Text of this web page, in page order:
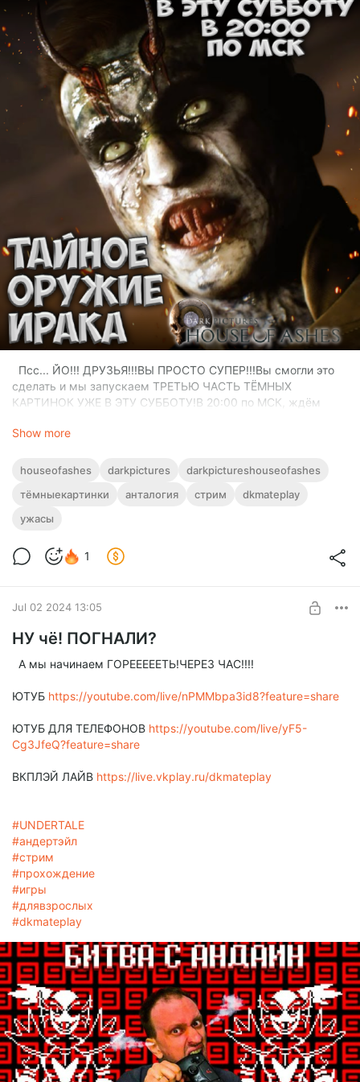
Псс... ЙО!!! ДРУЗЬЯ!!!ВЫ ПРОСТО СУПЕР!!!Вы смогли это
сделать и мы запускаем ТРЕТЬЮ ЧАСТЬ ТЁМНЫХ
КАРТИНОК УЖЕ В ЭТУ СУББОТУ!В 20:00 по МСК, ждём
- https://live.vkplay.ru/dkmateplay
Тем более на улице по прогнозу будет шторм, а мы будем
чилить тут в уютной атмосфере!
#darkpictures
#darkpictureshouseofashes
Show more
houseofashes darkpictures
darkpictureshouseofashes
тёмныекартинки
анталогия стрим
dkmateplay
ужасы
1
Jul 02 2024 13:05
НУ чё! ПОГНАЛИ?
А мы начинаем ГОРЕЕЕЕЕТЬ!ЧЕРЕЗ ЧАС!!!!
ЮТУБ https://youtube.com/live/nPMMbpa3id8?feature=share
ЮТУБ ДЛЯ ТЕЛЕФОНОВ https://youtube.com/live/yF5-
Cg3JfeQ?feature=share
ВКПЛЭЙ ЛАЙВ https://live.vkplay.ru/dkmateplay
#UNDERTALE
#андертэйл
#стрим
#прохождение
#игры
#длявзрослых
#dkmateplay